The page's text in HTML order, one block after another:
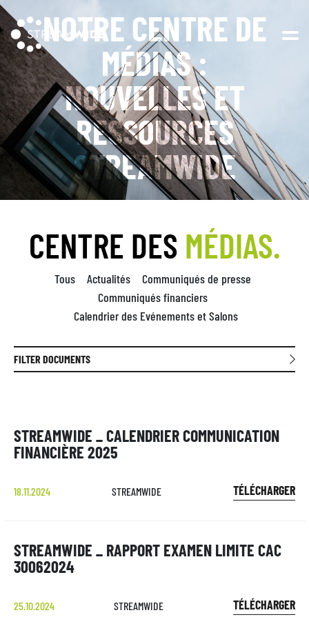
NOTRE CENTRE DE
MÉDIAS :
NOUVELLES ET
RESSOURCES
STREAMWIDE
CENTRE DES MÉDIAS.
Tous Actualités
Communiqués de presse
Communiqués financiers
Calendrier des Evénements et Salons
FILTER DOCUMENTS
STREAMWIDE _ CALENDRIER COMMUNICATION
FINANCIÈRE 2025
18.11.2024 STREAMWIDE TÉLÉCHARGER
STREAMWIDE _ RAPPORT EXAMEN LIMITE CAC
30062024
25.10.2024 STREAMWIDE TÉLÉCHARGER